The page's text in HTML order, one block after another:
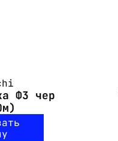
после
Ф3 чер